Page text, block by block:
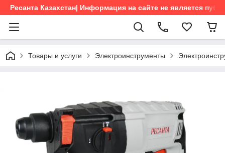
Ресанта Казахстан| Информация на сайте не является
Товары и услуги Электроинструменты